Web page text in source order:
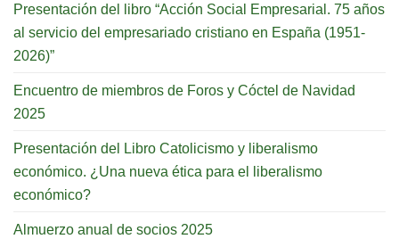
Presentación del libro “Acción Social Empresarial. 75 años
al servicio del empresariado cristiano en España (1951-
2026)”
Encuentro de miembros de Foros y Cóctel de Navidad
2025
Presentación del Libro Catolicismo y liberalismo
económico. ¿Una nueva ética para el liberalismo
económico?
Almuerzo anual de socios 2025